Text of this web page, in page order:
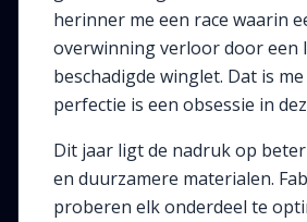
herinner me een race waarin
overwinning verloor door een
beschadigde winglet. Dat is
perfectie is een obsessie in
Dit jaar ligt de nadruk op
en duurzamere materialen.
proberen elk onderdeel te